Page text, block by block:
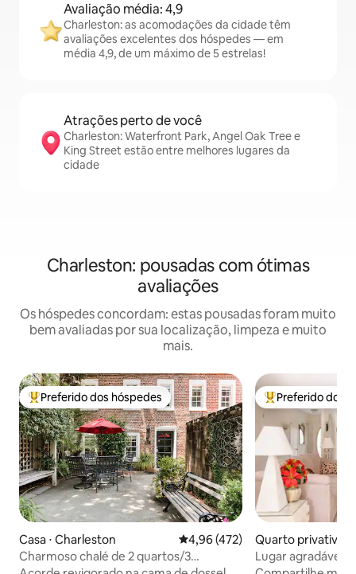
Avaliação média: 4,9
Charleston: as acomodações da cidade têm
avaliações excelentes dos hóspedes — em
média 4,9, de um máximo de 5 estrelas!
Atrações perto de você
Charleston: Waterfront Park, Angel Oak Tree e
King Street estão entre melhores lugares da
cidade
Charleston: pousadas com ótimas
avaliações
Os hóspedes concordam: estas pousadas foram muito
bem avaliadas por sua localização, limpeza e muito
mais.
Entre os melhores preferidos dos hóspedes
Preferido dos hóspedes
Casa ⋅ Charleston 4,96 de uma avaliação média de
4,96 (472)
Charmoso chalé de 2 quartos/3
Entre os
Preferido dos
Quarto privativo ⋅
asant
Lugar agradável